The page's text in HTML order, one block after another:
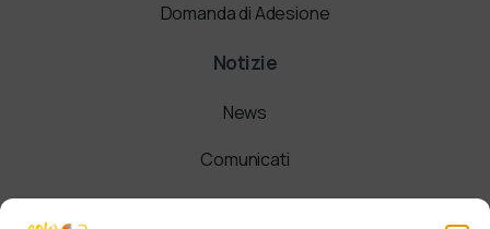
Domanda di Adesione
Notizie
News
Comunicati
Newsletter